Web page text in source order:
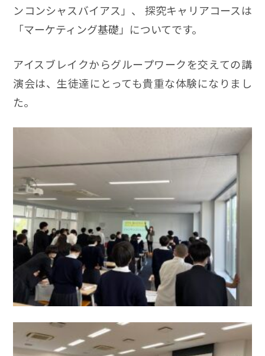
ンコンシャスバイアス」、 探究キャリアコースは
「マーケティング基礎」についてです。
アイスブレイクからグループワークを交えての講
演会は、生徒達にとっても貴重な体験になりまし
た。